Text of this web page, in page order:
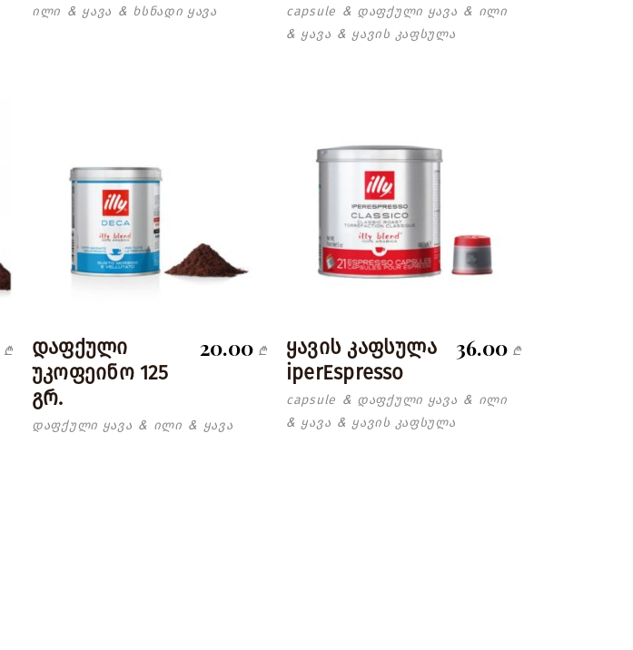
ილი & ყავა & ხსნადი ყავა capsule & დაფქული ყავა & ილი
& ყავა & ყავის კაფსულა
₾
დაფქული
უკოფეინო 125
გრ.
20.00 ₾
დაფქული ყავა & ილი & ყავა
ყავის კაფსულა
iperEspresso
36.00 ₾
capsule & დაფქული ყავა & ილი
& ყავა & ყავის კაფსულა